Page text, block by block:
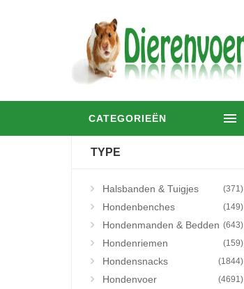
CATEGORIEËN
TYPE
Halsbanden & Tuigjes (371)
Hondenbenches (149)
Hondenmanden & Bedden (643)
Hondenriemen (159)
Hondensnacks (1844)
Hondenvoer (4691)